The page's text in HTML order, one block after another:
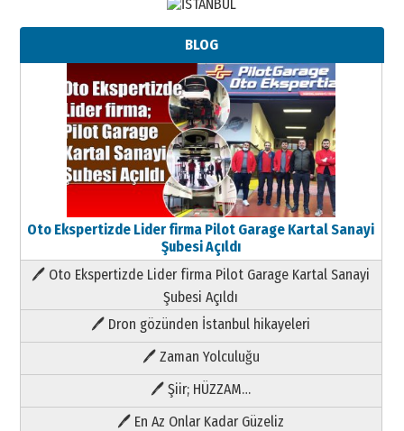
BLOG
Oto Ekspertizde Lider firma Pilot Garage Kartal Sanayi
Şubesi Açıldı
🖊 Oto Ekspertizde Lider firma Pilot Garage Kartal Sanayi
Şubesi Açıldı
🖊 Dron gözünden İstanbul hikayeleri
🖊 Zaman Yolculuğu
🖊 Şiir; HÜZZAM…
🖊 En Az Onlar Kadar Güzeliz